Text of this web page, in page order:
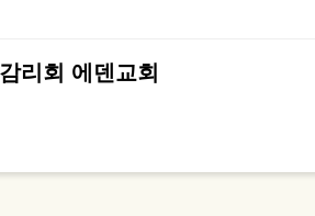
리회 에덴교회